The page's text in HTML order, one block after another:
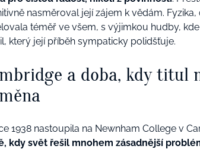
nasměroval její zájem k vědám.
téměř ve všem, s výjimkou hudby,
který její příběh sympaticky polidšťuje.
a doba, kdy titul
1938 nastoupila na Newnham College v
kdy svět řešil mnohem zásadnější